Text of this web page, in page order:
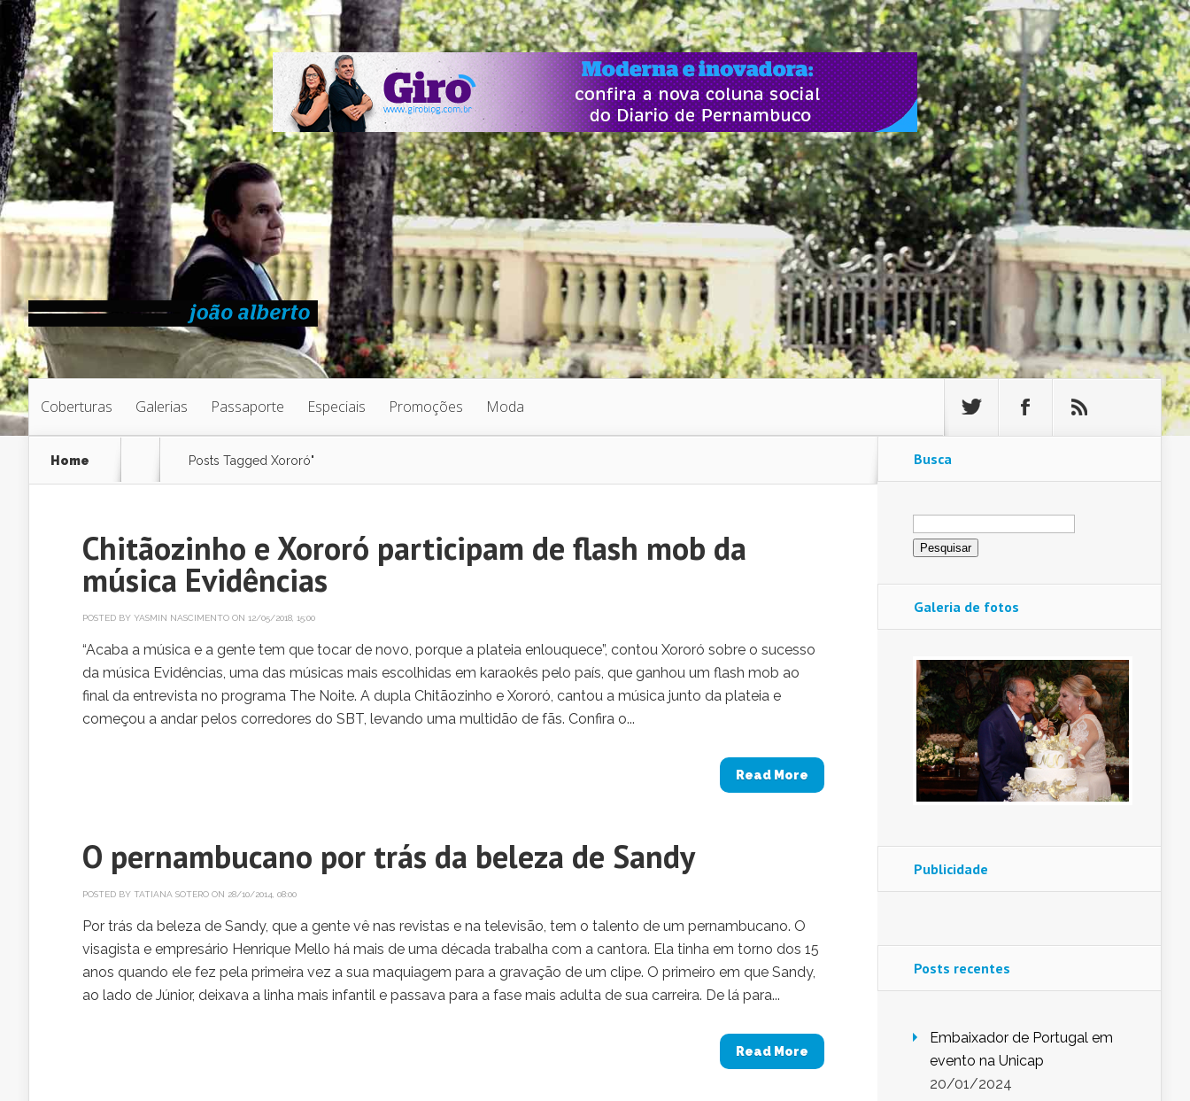
Coberturas Galerias Passaporte Especiais Promoções Moda
Home Posts Tagged Xororó"
Chitãozinho e Xororó participam de flash mob da
música Evidências
POSTED BY YASMIN NASCIMENTO ON 12/05/2018, 15:00
“Acaba a música e a gente tem que tocar de novo, porque a plateia enlouquece”, contou Xororó sobre o sucesso
da música Evidências, uma das músicas mais escolhidas em karaokês pelo país, que ganhou um flash mob ao
final da entrevista no programa The Noite. A dupla Chitãozinho e Xororó, cantou a música junto da plateia e
começou a andar pelos corredores do SBT, levando uma multidão de fãs. Confira o...
Read More
O pernambucano por trás da beleza de Sandy
POSTED BY TATIANA SOTERO ON 28/10/2014, 08:00
Por trás da beleza de Sandy, que a gente vê nas revistas e na televisão, tem o talento de um pernambucano. O
visagista e empresário Henrique Mello há mais de uma década trabalha com a cantora. Ela tinha em torno dos 15
anos quando ele fez pela primeira vez a sua maquiagem para a gravação de um clipe. O primeiro em que Sandy,
ao lado de Júnior, deixava a linha mais infantil e passava para a fase mais adulta de sua carreira. De lá para...
Read More
Busca
Pesquisar
por:
Galeria de fotos
Publicidade
Posts recentes
Embaixador de Portugal em
evento na Unicap
20/01/2024